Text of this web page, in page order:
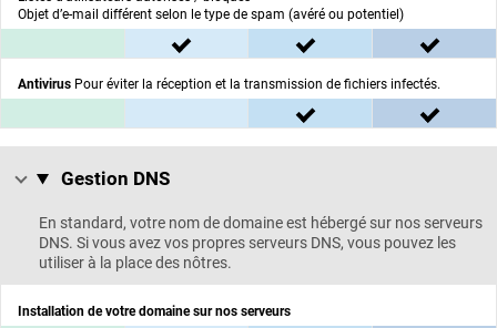
Objet d’e-mail différent selon le type de spam (avéré ou potentiel)
inclus dans l'offre ESSENTIEL
inclus dans l'offre
Antivirus Pour éviter la réception et la transmission de fichiers infectés.
inclus dans l'offre
Gestion DNS
Gestion DNS :
En standard, votre nom de domaine est hébergé sur nos serveurs
DNS. Si vous avez vos propres serveurs DNS, vous pouvez les
utiliser à la place des nôtres.
Installation de votre domaine sur nos serveurs